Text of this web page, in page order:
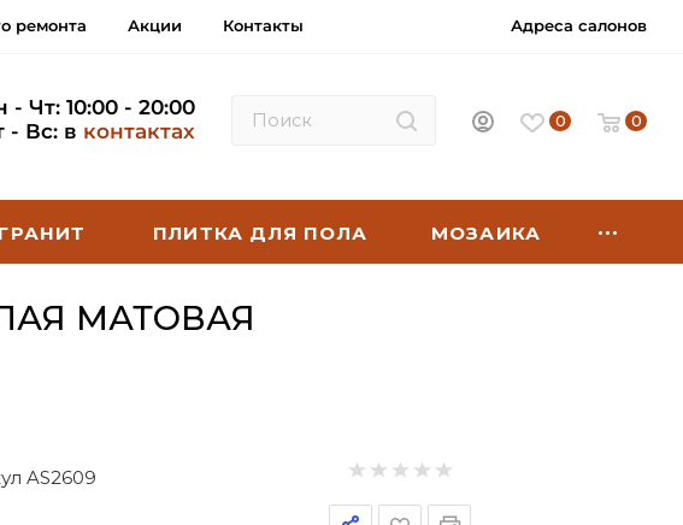
ремонта Акции Контакты Адреса салонов
- Чт: 10:00 - 20:00
- Вс: в контактах 0 0
ПЛИТКА ДЛЯ ПОЛА МОЗАИКА
МАТОВАЯ
AS2609